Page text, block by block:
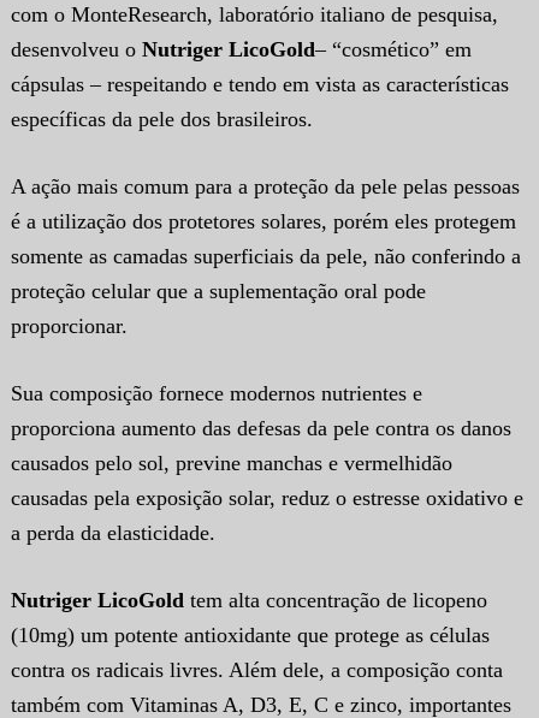
com o MonteResearch, laboratório italiano de pesquisa,
desenvolveu o Nutriger LicoGold– “cosmético” em
cápsulas – respeitando e tendo em vista as características
específicas da pele dos brasileiros.
A ação mais comum para a proteção da pele pelas pessoas
é a utilização dos protetores solares, porém eles protegem
somente as camadas superficiais da pele, não conferindo a
proteção celular que a suplementação oral pode
proporcionar.
Sua composição fornece modernos nutrientes e
proporciona aumento das defesas da pele contra os danos
causados pelo sol, previne manchas e vermelhidão
causadas pela exposição solar, reduz o estresse oxidativo e
a perda da elasticidade.
Nutriger LicoGold tem alta concentração de licopeno
(10mg) um potente antioxidante que protege as células
contra os radicais livres. Além dele, a composição conta
também com Vitaminas A, D3, E, C e zinco, importantes